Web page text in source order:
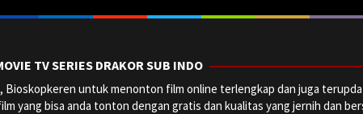
TV SERIES DRAKOR SUB INDO
Bioskopkeren untuk menonton film online terlengkap dan juga
yang bisa anda tonton dengan gratis dan kualitas yang jernih dan